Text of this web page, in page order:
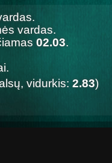
vardas.
02.03.
vidurkis: 2.83)